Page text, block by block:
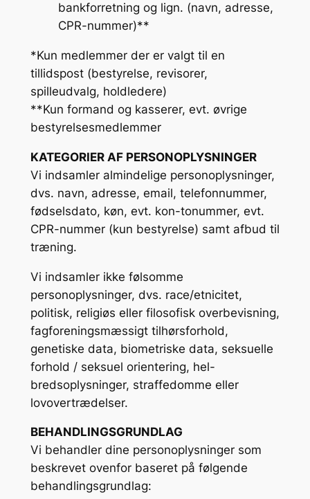
bankforretning og lign. (navn, adresse,
CPR-nummer)**
*Kun medlemmer der er valgt til en
tillidspost (bestyrelse, revisorer,
spilleudvalg, holdledere)
**Kun formand og kasserer, evt. øvrige
bestyrelsesmedlemmer
KATEGORIER AF PERSONOPLYSNINGER
Vi indsamler almindelige personoplysninger,
dvs. navn, adresse, email, telefonnummer,
fødselsdato, køn, evt. kon-tonummer, evt.
CPR-nummer (kun bestyrelse) samt afbud til
træning.
Vi indsamler ikke følsomme
personoplysninger, dvs. race/etnicitet,
politisk, religiøs eller filosofisk overbevisning,
fagforeningsmæssigt tilhørsforhold,
genetiske data, biometriske data, seksuelle
forhold / seksuel orientering, hel-
bredsoplysninger, straffedomme eller
lovovertrædelser.
BEHANDLINGSGRUNDLAG
Vi behandler dine personoplysninger som
beskrevet ovenfor baseret på følgende
behandlingsgrundlag: